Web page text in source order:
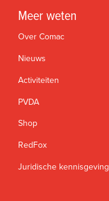
Meer weten
Over Comac
Nieuws
Activiteiten
PVDA
Shop
RedFox
Juridische kennisgeving